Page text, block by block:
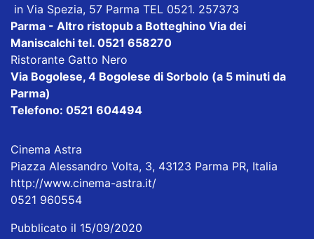
in Via Spezia, 57 Parma TEL 0521. 257373
Parma - Altro ristopub a Botteghino Via dei
Maniscalchi tel. 0521 658270
Ristorante Gatto Nero
Via Bogolese, 4 Bogolese di Sorbolo (a 5 minuti da
Parma)
Telefono: 0521 604494
Cinema Astra
Piazza Alessandro Volta, 3, 43123 Parma PR, Italia
http://www.cinema-astra.it/
0521 960554
Pubblicato il 15/09/2020